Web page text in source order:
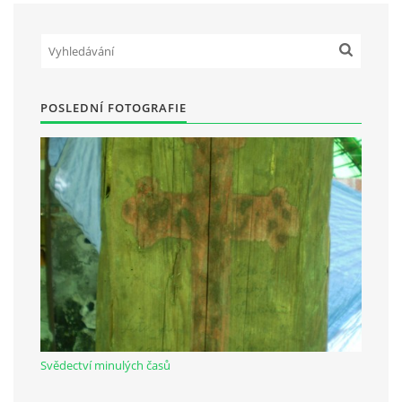
257 24 Chocerady
IČ: 498 28 614
Kontaktní osoba:
Mgr. Miroslava Cinkeisová
723 967 851
Mirkaci@email.cz
© 2026 eStránky.cz RSS
POSLEDNÍ FOTOGRAFIE
Svědectví minulých časů